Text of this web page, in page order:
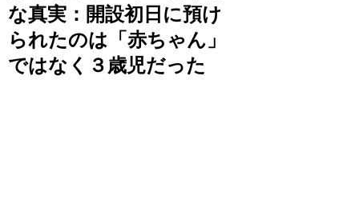
な真実：開設初日に預け
られたのは「赤ちゃん」
ではなく３歳児だった